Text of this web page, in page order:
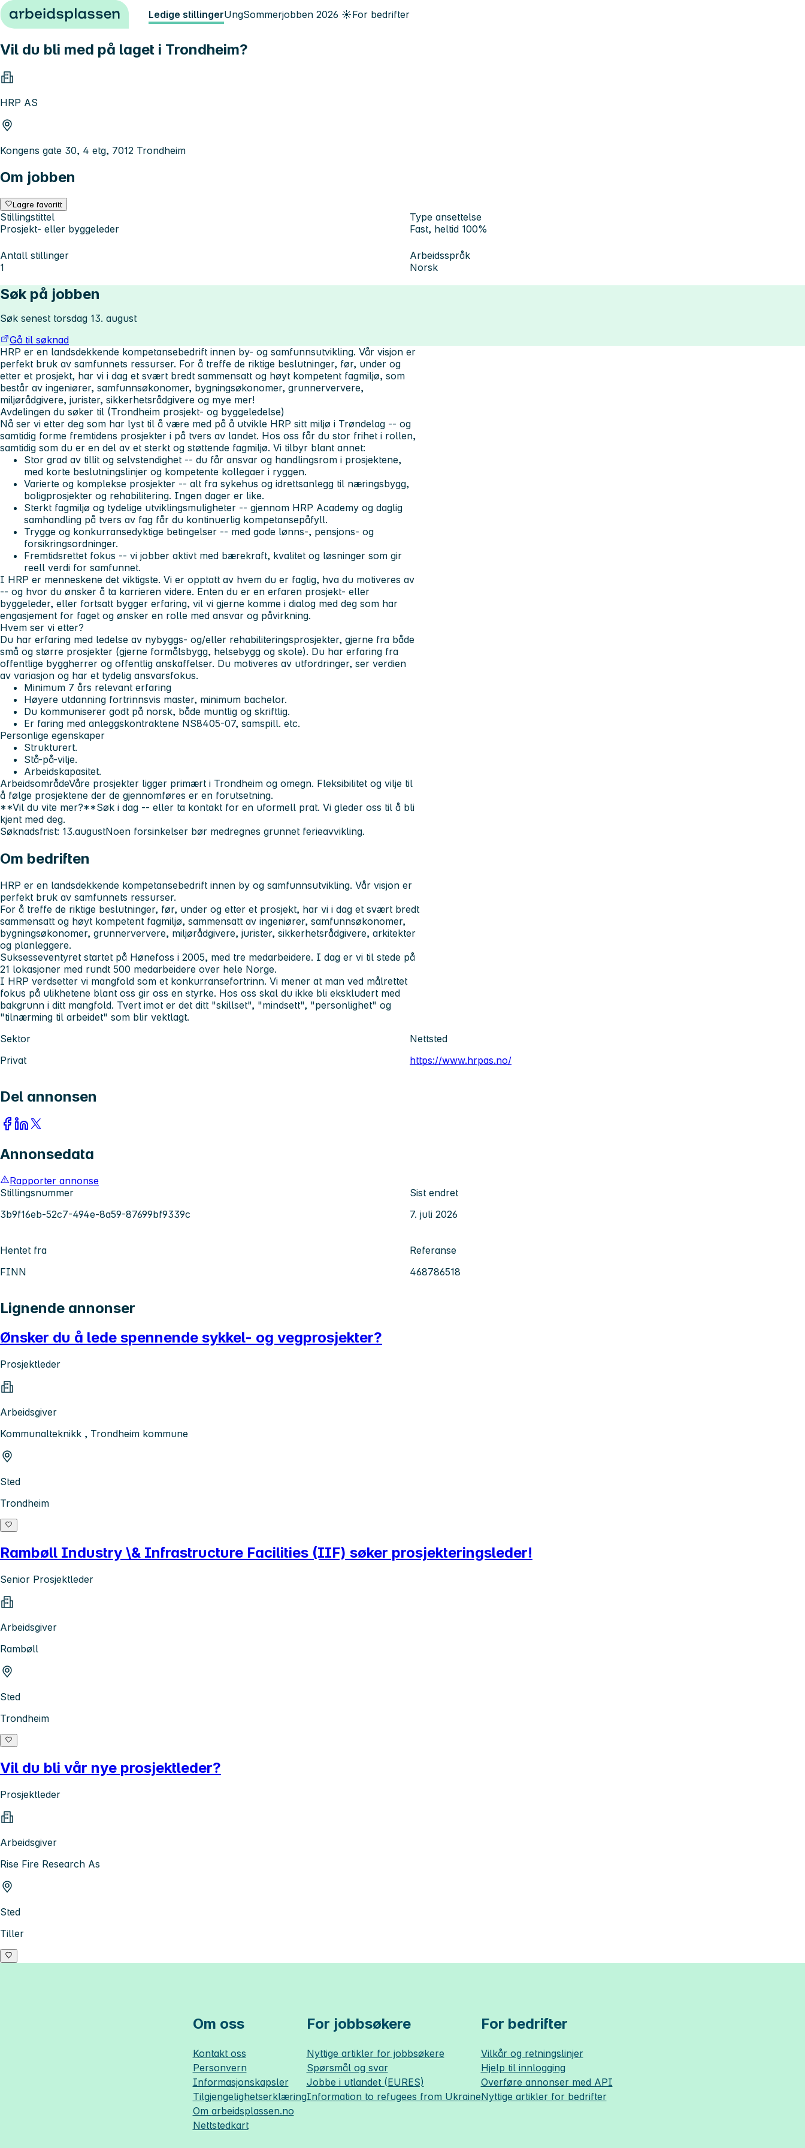
Hopp til innhold Ledige stillingerUngSommerjobben 2026 ☀️For bedrifter
Vil du bli med på laget i Trondheim?
HRP AS
Kongens gate 30, 4 etg, 7012 Trondheim
Om jobben
Lagre favoritt
Stillingstittel
Prosjekt- eller byggeleder
Type ansettelse
Fast, heltid 100%
Antall stillinger
1
Arbeidsspråk
Norsk
Søk på jobben
Søk senest torsdag 13. august
Gå til søknad
HRP er en landsdekkende kompetansebedrift innen by- og samfunnsutvikling. Vår visjon er
perfekt bruk av samfunnets ressurser. For å treffe de riktige beslutninger, før, under og
etter et prosjekt, har vi i dag et svært bredt sammensatt og høyt kompetent fagmiljø, som
består av ingeniører, samfunnsøkonomer, bygningsøkonomer, grunnerververe,
miljørådgivere, jurister, sikkerhetsrådgivere og mye mer!
Avdelingen du søker til (Trondheim prosjekt- og byggeledelse)
Nå ser vi etter deg som har lyst til å være med på å utvikle HRP sitt miljø i Trøndelag -- og
samtidig forme fremtidens prosjekter i på tvers av landet. Hos oss får du stor frihet i rollen,
samtidig som du er en del av et sterkt og støttende fagmiljø. Vi tilbyr blant annet:
Stor grad av tillit og selvstendighet -- du får ansvar og handlingsrom i prosjektene,
med korte beslutningslinjer og kompetente kollegaer i ryggen.
Varierte og komplekse prosjekter -- alt fra sykehus og idrettsanlegg til næringsbygg,
boligprosjekter og rehabilitering. Ingen dager er like.
Sterkt fagmiljø og tydelige utviklingsmuligheter -- gjennom HRP Academy og daglig
samhandling på tvers av fag får du kontinuerlig kompetansepåfyll.
Trygge og konkurransedyktige betingelser -- med gode lønns-, pensjons- og
forsikringsordninger.
Fremtidsrettet fokus -- vi jobber aktivt med bærekraft, kvalitet og løsninger som gir
reell verdi for samfunnet.
I HRP er menneskene det viktigste. Vi er opptatt av hvem du er faglig, hva du motiveres av
-- og hvor du ønsker å ta karrieren videre. Enten du er en erfaren prosjekt- eller
byggeleder, eller fortsatt bygger erfaring, vil vi gjerne komme i dialog med deg som har
engasjement for faget og ønsker en rolle med ansvar og påvirkning.
Hvem ser vi etter?
Du har erfaring med ledelse av nybyggs- og/eller rehabiliteringsprosjekter, gjerne fra både
små og større prosjekter (gjerne formålsbygg, helsebygg og skole). Du har erfaring fra
offentlige byggherrer og offentlig anskaffelser. Du motiveres av utfordringer, ser verdien
av variasjon og har et tydelig ansvarsfokus.
Minimum 7 års relevant erfaring
Høyere utdanning fortrinnsvis master, minimum bachelor.
Du kommuniserer godt på norsk, både muntlig og skriftlig.
Er faring med anleggskontraktene NS8405-07, samspill. etc.
Personlige egenskaper
Strukturert.
Stå-på-vilje.
Arbeidskapasitet.
ArbeidsområdeVåre prosjekter ligger primært i Trondheim og omegn. Fleksibilitet og vilje til
å følge prosjektene der de gjennomføres er en forutsetning.
**Vil du vite mer?**Søk i dag -- eller ta kontakt for en uformell prat. Vi gleder oss til å bli
kjent med deg.
Søknadsfrist: 13.augustNoen forsinkelser bør medregnes grunnet ferieavvikling.
Om bedriften
HRP er en landsdekkende kompetansebedrift innen by og samfunnsutvikling. Vår visjon er
perfekt bruk av samfunnets ressurser.
For å treffe de riktige beslutninger, før, under og etter et prosjekt, har vi i dag et svært bredt
sammensatt og høyt kompetent fagmiljø, sammensatt av ingeniører, samfunnsøkonomer,
bygningsøkonomer, grunnerververe, miljørådgivere, jurister, sikkerhetsrådgivere, arkitekter
og planleggere.
Suksesseventyret startet på Hønefoss i 2005, med tre medarbeidere. I dag er vi til stede på
21 lokasjoner med rundt 500 medarbeidere over hele Norge.
I HRP verdsetter vi mangfold som et konkurransefortrinn. Vi mener at man ved målrettet
fokus på ulikhetene blant oss gir oss en styrke. Hos oss skal du ikke bli ekskludert med
bakgrunn i ditt mangfold. Tvert imot er det ditt "skillset", "mindsett", "personlighet" og
"tilnærming til arbeidet" som blir vektlagt.
Sektor
Privat
Nettsted
https://www.hrpas.no/
Del annonsen
Annonsedata
Rapporter annonse
Stillingsnummer
3b9f16eb-52c7-494e-8a59-87699bf9339c
Sist endret
7. juli 2026
Hentet fra
FINN
Referanse
468786518
Lignende annonser
Ønsker du å lede spennende sykkel- og vegprosjekter?
Prosjektleder
Arbeidsgiver
Kommunalteknikk , Trondheim kommune
Sted
Trondheim
Rambøll Industry \& Infrastructure Facilities (IIF) søker prosjekteringsleder!
Senior Prosjektleder
Arbeidsgiver
Rambøll
Sted
Trondheim
Vil du bli vår nye prosjektleder?
Prosjektleder
Arbeidsgiver
Rise Fire Research As
Sted
Tiller
Om oss
Kontakt oss
Personvern
Informasjonskapsler
Tilgjengelighetserklæring
Om arbeidsplassen.no
Nettstedkart
For jobbsøkere
Nyttige artikler for jobbsøkere
Spørsmål og svar
Jobbe i utlandet (EURES)
Information to refugees from Ukraine
For bedrifter
Vilkår og retningslinjer
Hjelp til innlogging
Overføre annonser med API
Nyttige artikler for bedrifter